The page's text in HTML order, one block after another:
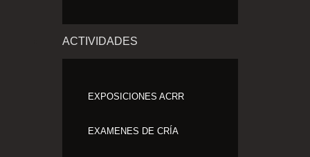
ACTIVIDADES
EXPOSICIONES ACRR
EXAMENES DE CRÍA